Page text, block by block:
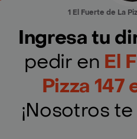
1 El Fuerte de La
Ingresa tu
pedir en El
Pizza 147
¡Nosotros